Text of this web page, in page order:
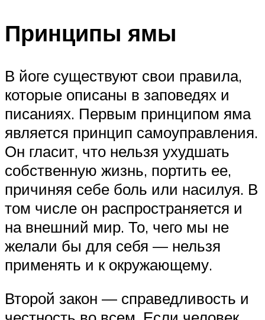
Принципы ямы
В йоге существуют свои правила,
которые описаны в заповедях и
писаниях. Первым принципом яма
является принцип самоуправления.
Он гласит, что нельзя ухудшать
собственную жизнь, портить ее,
причиняя себе боль или насилуя. В
том числе он распространяется и
на внешний мир. То, чего мы не
желали бы для себя — нельзя
применять и к окружающему.
Второй закон — справедливость и